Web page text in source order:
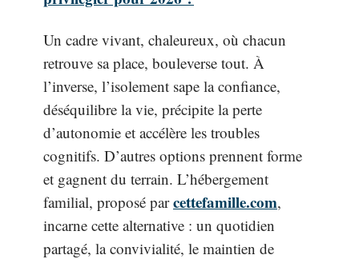
Un cadre vivant, chaleureux, où chacun
retrouve sa place, bouleverse tout. À
l’inverse, l’isolement sape la confiance,
déséquilibre la vie, précipite la perte
d’autonomie et accélère les troubles
cognitifs. D’autres options prennent forme
et gagnent du terrain. L’hébergement
familial, proposé parcettefamille.com,
incarne cette alternative : un quotidien
partagé, la convivialité, le maintien de